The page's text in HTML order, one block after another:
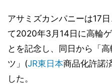
アサミズカンパニーは17
て2020年3月14日に高輪
とを記念し、同日から「
ツ」(JR東日本商品化許諾
した。